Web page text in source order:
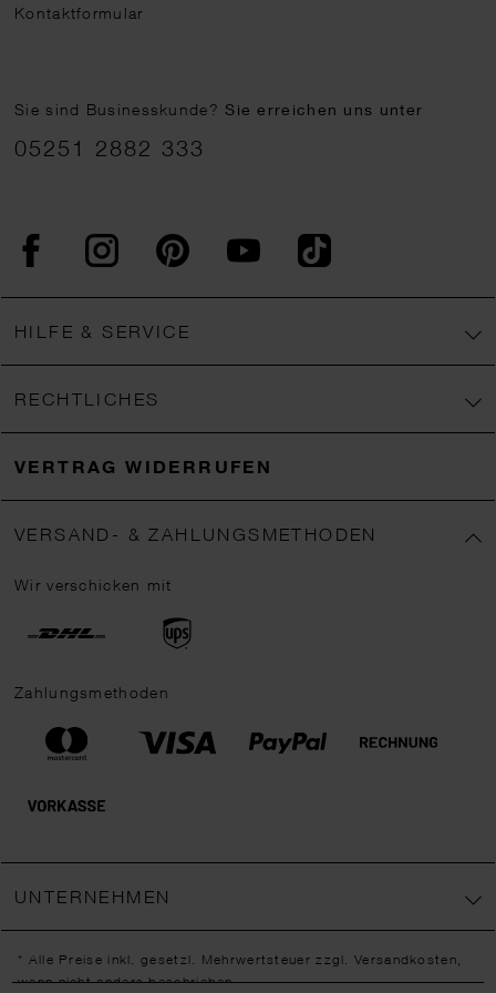
Kontaktformular
Sie sind Businesskunde?Sie erreichen uns unter
05251 2882 333
FacebookInstagram PinterestYouTubeTikTok
HILFE & SERVICE
RECHTLICHES
VERTRAG WIDERRUFEN
VERSAND- & ZAHLUNGSMETHODEN
Wir verschicken mit
Zahlungsmethoden
UNTERNEHMEN
* Alle Preise inkl. gesetzl. Mehrwertsteuer zzgl.Versandkosten,
wenn nicht anders beschrieben.